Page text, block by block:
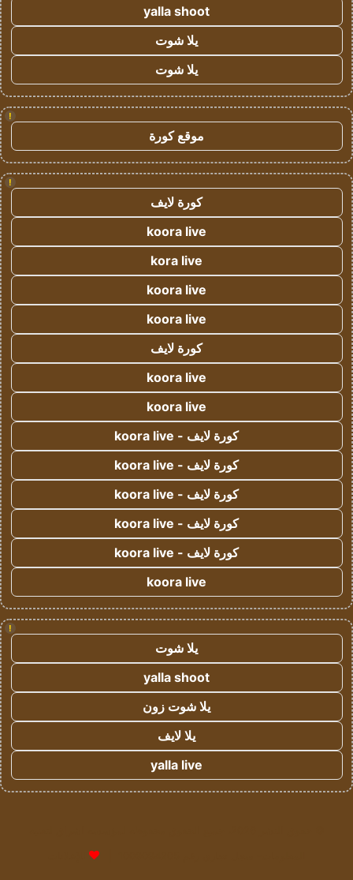
yalla shoot
يلا شوت
يلا شوت
!
موقع كورة
!
كورة لايف
koora live
kora live
koora live
koora live
كورة لايف
koora live
koora live
كورة لايف - koora live
كورة لايف - koora live
كورة لايف - koora live
كورة لايف - koora live
كورة لايف - koora live
koora live
!
يلا شوت
yalla shoot
يلا شوت زون
يلا لايف
yalla live